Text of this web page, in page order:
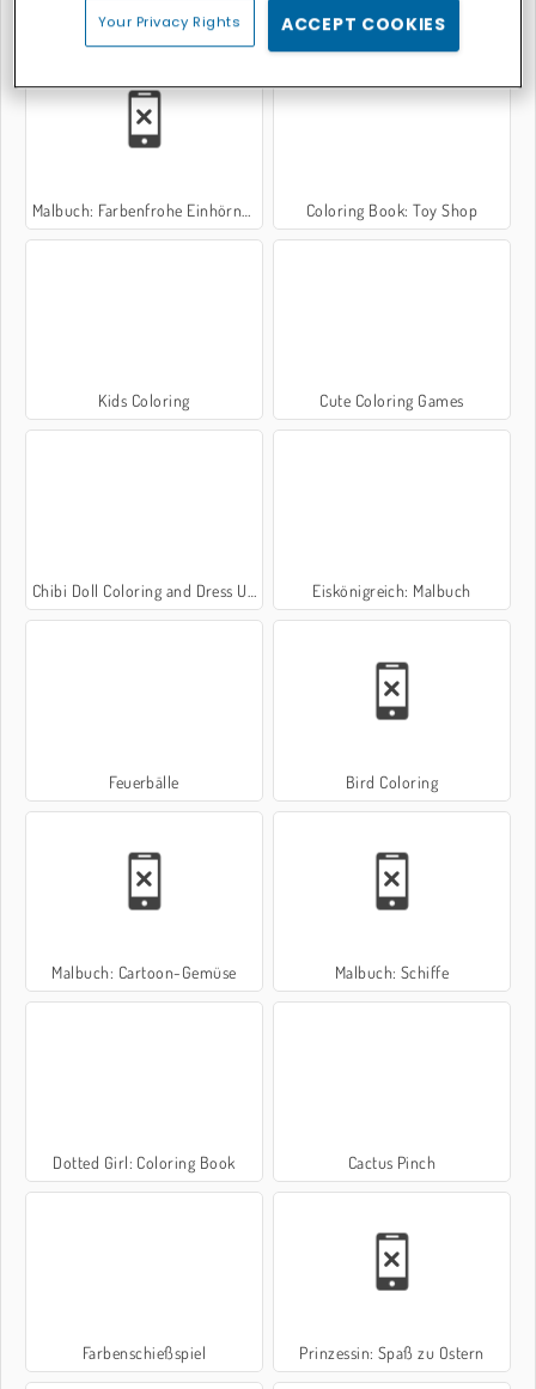
Sechsecke kombinieren Tiere im Zoo: Malbuch
Malbuch: Farbenfrohe Einhörner Coloring Book: Toy Shop
Kids Coloring Cute Coloring Games
Chibi Doll Coloring and Dress Up Eiskönigreich: Malbuch
Feuerbälle Bird Coloring
Malbuch: Cartoon-Gemüse Malbuch: Schiffe
Dotted Girl: Coloring Book Cactus Pinch
Farbenschießspiel Prinzessin: Spaß zu Ostern
Your Privacy Rights ACCEPT COOKIES